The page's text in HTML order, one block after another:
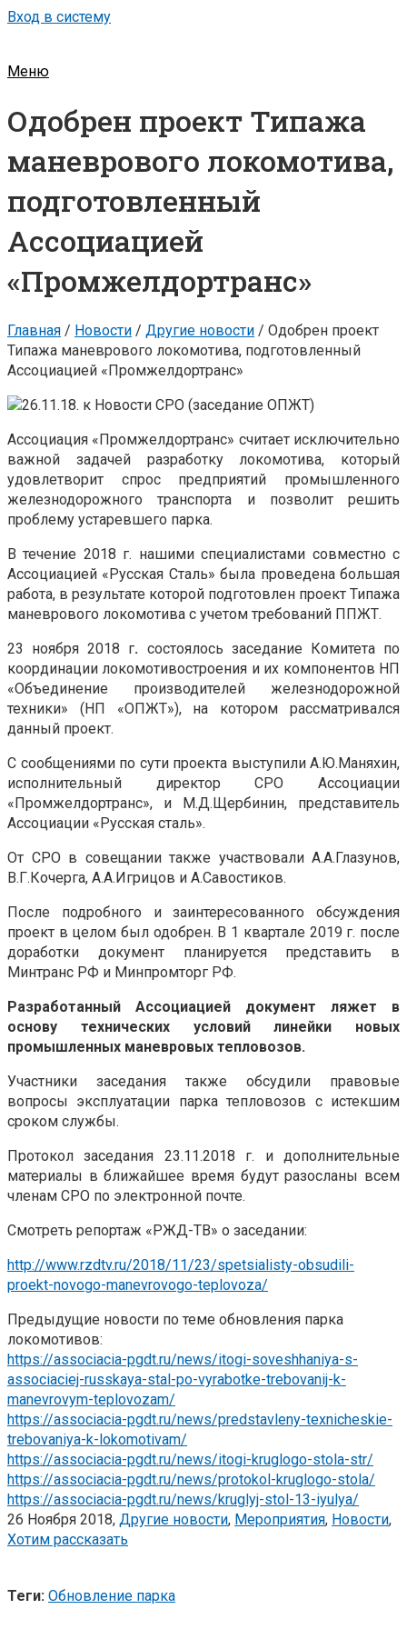
Вход в систему
Меню
Одобрен проект Типажа
маневрового локомотива,
подготовленный
Ассоциацией
«Промжелдортранс»
Главная / Новости / Другие новости / Одобрен проект
Типажа маневрового локомотива, подготовленный
Ассоциацией «Промжелдортранс»
Ассоциация «Промжелдортранс» считает исключительно
важной задачей разработку локомотива, который
удовлетворит спрос предприятий промышленного
железнодорожного транспорта и позволит решить
проблему устаревшего парка.
В течение 2018 г. нашими специалистами совместно с
Ассоциацией «Русская Сталь» была проведена большая
работа, в результате которой подготовлен проект Типажа
маневрового локомотива с учетом требований ППЖТ.
23 ноября 2018 г. состоялось заседание Комитета по
координации локомотивостроения и их компонентов НП
«Объединение производителей железнодорожной
техники» (НП «ОПЖТ»), на котором рассматривался
данный проект.
С сообщениями по сути проекта выступили А.Ю.Маняхин,
исполнительный директор СРО Ассоциации
«Промжелдортранс», и М.Д.Щербинин, представитель
Ассоциации «Русская сталь».
От СРО в совещании также участвовали А.А.Глазунов,
В.Г.Кочерга, А.А.Игрицов и А.Савостиков.
После подробного и заинтересованного обсуждения
проект в целом был одобрен. В 1 квартале 2019 г. после
доработки документ планируется представить в
Минтранс РФ и Минпромторг РФ.
Разработанный Ассоциацией документ ляжет в
основу технических условий линейки новых
промышленных маневровых тепловозов.
Участники заседания также обсудили правовые
вопросы эксплуатации парка тепловозов с истекшим
сроком службы.
Протокол заседания 23.11.2018 г. и дополнительные
материалы в ближайшее время будут разосланы всем
членам СРО по электронной почте.
Смотреть репортаж «РЖД-ТВ» о заседании:
http://www.rzdtv.ru/2018/11/23/spetsialisty-obsudili-
proekt-novogo-manevrovogo-teplovoza/
Предыдущие новости по теме обновления парка
локомотивов:
https://associacia-pgdt.ru/news/itogi-soveshhaniya-s-
associaciej-russkaya-stal-po-vyrabotke-trebovanij-k-
manevrovym-teplovozam/
https://associacia-pgdt.ru/news/predstavleny-texnicheskie-
trebovaniya-k-lokomotivam/
https://associacia-pgdt.ru/news/itogi-kruglogo-stola-str/
https://associacia-pgdt.ru/news/protokol-kruglogo-stola/
https://associacia-pgdt.ru/news/kruglyj-stol-13-iyulya/
26 Ноября 2018, Другие новости, Мероприятия, Новости,
Хотим рассказать
Теги: Обновление парка